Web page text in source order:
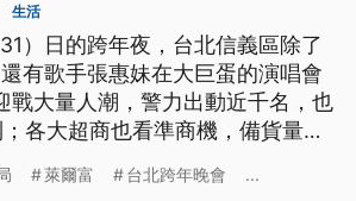
生活
）日的跨年夜，台北信義區除了
有歌手張惠妹在大巨蛋的演唱會
戰大量人潮，警力出動近千名，也
各大超商也看準商機，備貨量比
除。
萊爾富 台北跨年晚會 ...